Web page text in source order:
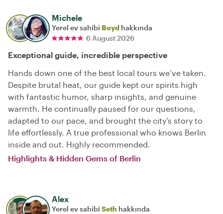
Michele
Yerel ev sahibi Boyd hakkında
6 August 2026
Exceptional guide, incredible perspective
Hands down one of the best local tours we’ve taken.
Despite brutal heat, our guide kept our spirits high
with fantastic humor, sharp insights, and genuine
warmth. He continually paused for our questions,
adapted to our pace, and brought the city’s story to
life effortlessly. A true professional who knows Berlin
inside and out. Highly recommended.
Highlights & Hidden Gems of Berlin
Alex
Yerel ev sahibi Seth hakkında